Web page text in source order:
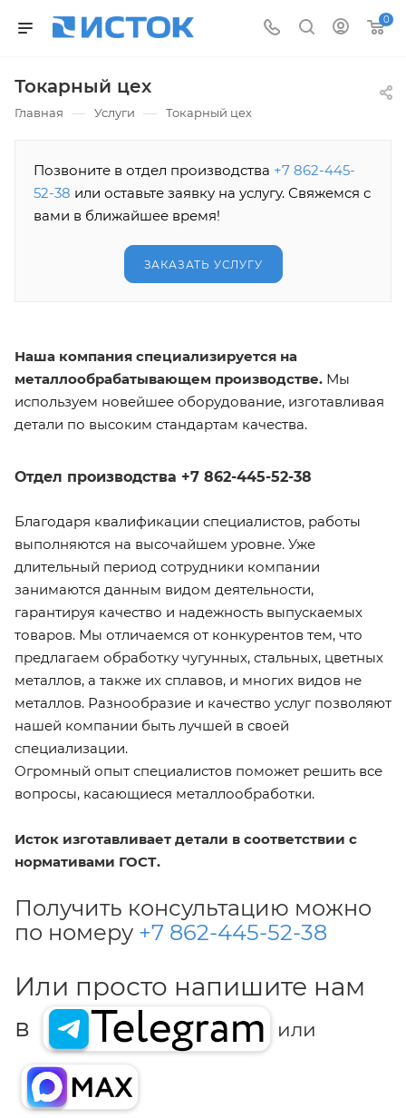
0
Токарный цех
Главная — Услуги — Токарный цех
Позвоните в отдел производства +7 862-445-
52-38 или оставьте заявку на услугу. Свяжемся с
вами в ближайшее время!
ЗАКАЗАТЬ УСЛУГУ
Наша компания специализируется на
металлообрабатывающем производстве. Мы
используем новейшее оборудование, изготавливая
детали по высоким стандартам качества.
Отдел производства +7 862-445-52-38
Благодаря квалификации специалистов, работы
выполняются на высочайшем уровне. Уже
длительный период сотрудники компании
занимаются данным видом деятельности,
гарантируя качество и надежность выпускаемых
товаров. Мы отличаемся от конкурентов тем, что
предлагаем обработку чугунных, стальных, цветных
металлов, а также их сплавов, и многих видов не
металлов. Разнообразие и качество услуг позволяют
нашей компании быть лучшей в своей
специализации.
Огромный опыт специалистов поможет решить все
вопросы, касающиеся металлообработки.
Исток изготавливает детали в соответствии с
нормативами ГОСТ.
Получить консультацию можно
по номеру +7 862-445-52-38
Или просто напишите нам
в
или